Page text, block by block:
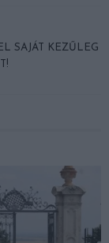
SAJÁT KEZŰLEG